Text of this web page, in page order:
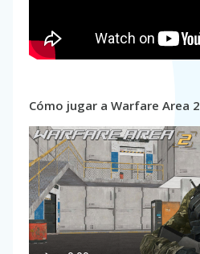
Cómo jugar a Warfare Area 2